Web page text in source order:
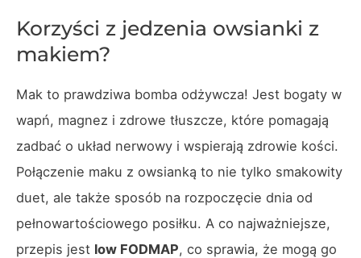
Korzyści z jedzenia owsianki z
makiem?
Mak to prawdziwa bomba odżywcza! Jest bogaty w
wapń, magnez i zdrowe tłuszcze, które pomagają
zadbać o układ nerwowy i wspierają zdrowie kości.
Połączenie maku z owsianką to nie tylko smakowity
duet, ale także sposób na rozpoczęcie dnia od
pełnowartościowego posiłku. A co najważniejsze,
przepis jest low FODMAP, co sprawia, że mogą go